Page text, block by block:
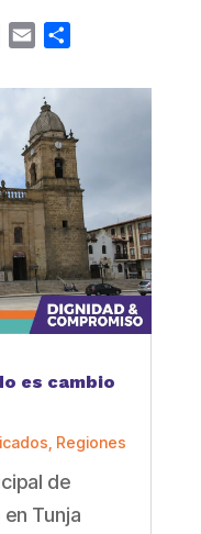
Copy Email
es cambio
Regiones
de
Tunja